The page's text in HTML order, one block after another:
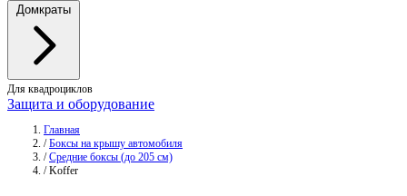
Домкраты
Для квадроциклов
Защита и оборудование
Главная
/ Боксы на крышу автомобиля
/ Средние боксы (до 205 см)
/ Koffer